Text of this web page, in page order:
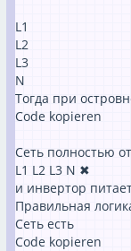
L1
L2
L3
N
Тогда при
Code kopieren
Сеть полностью
L1 L2 L3 N ✖
и инвертор
Правильная
Сеть есть
Code kopieren